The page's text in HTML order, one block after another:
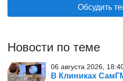
Обсудить
Новости по теме
06 августа 2026,
В Клиниках